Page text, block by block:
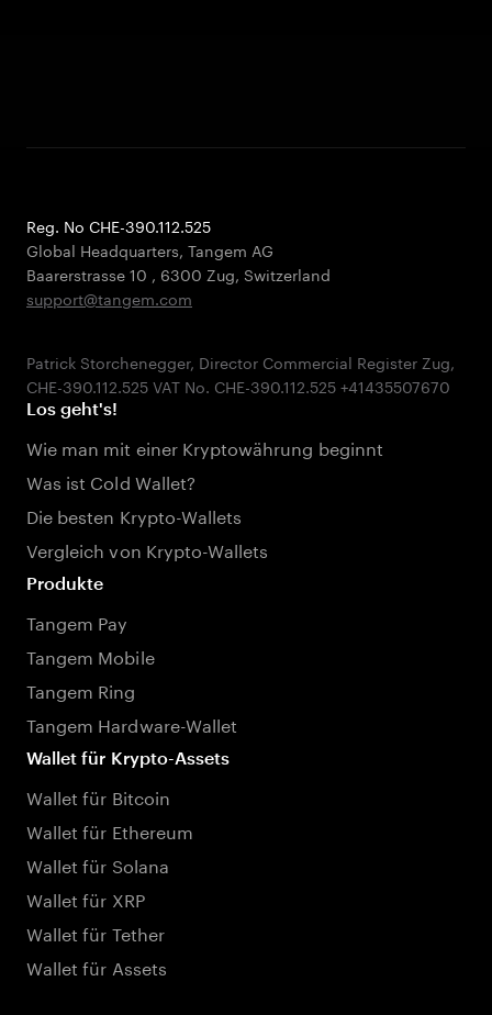
Reg. No CHE-390.112.525
Global Headquarters, Tangem AG
Baarerstrasse 10 , 6300 Zug, Switzerland
support@tangem.com
Patrick Storchenegger, Director Commercial Register Zug,
Los geht's!
Wie man mit einer Kryptowährung beginnt
Was ist Cold Wallet?
Die besten Krypto-Wallets
Vergleich von Krypto-Wallets
Produkte
Tangem Pay
Tangem Mobile
Tangem Ring
Tangem Hardware-Wallet
Wallet für Krypto-Assets
Wallet für Bitcoin
Wallet für Ethereum
Wallet für Solana
Wallet für XRP
Wallet für Tether
Wallet für Assets